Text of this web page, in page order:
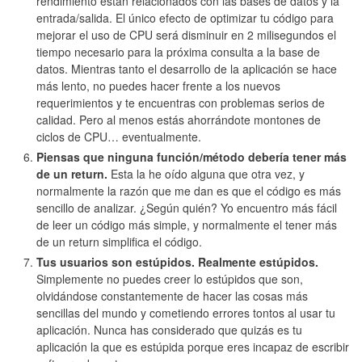
entrada/salida. El único efecto de optimizar tu código para
mejorar el uso de CPU será disminuir en 2 milisegundos el
tiempo necesario para la próxima consulta a la base de
datos. Mientras tanto el desarrollo de la aplicación se hace
más lento, no puedes hacer frente a los nuevos
requerimientos y te encuentras con problemas serios de
calidad. Pero al menos estás ahorrándote montones de
ciclos de CPU… eventualmente.
Piensas que ninguna función/método debería tener más
de un return. Esta la he oído alguna que otra vez, y
normalmente la razón que me dan es que el código es más
sencillo de analizar. ¿Según quién? Yo encuentro más fácil
de leer un código más simple, y normalmente el tener más
de un return simplifica el código.
Tus usuarios son estúpidos. Realmente estúpidos.
Simplemente no puedes creer lo estúpidos que son,
olvidándose constantemente de hacer las cosas más
sencillas del mundo y cometiendo errores tontos al usar tu
aplicación. Nunca has considerado que quizás es tu
aplicación la que es estúpida porque eres incapaz de escribir